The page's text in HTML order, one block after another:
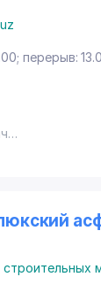
перерыв:
на пол часа